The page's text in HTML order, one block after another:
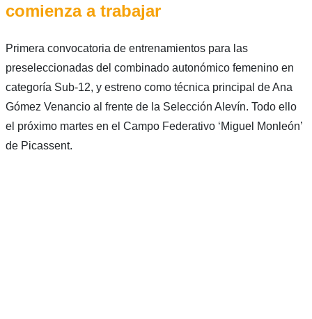
comienza a trabajar
Primera convocatoria de entrenamientos para las
preseleccionadas del combinado autonómico femenino en
categoría Sub-12, y estreno como técnica principal de Ana
Gómez Venancio al frente de la Selección Alevín. Todo ello
el próximo martes en el Campo Federativo ‘Miguel Monleón’
de Picassent.